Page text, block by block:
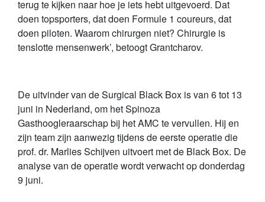
terug te kijken naar hoe je iets hebt uitgevoerd. Dat
doen topsporters, dat doen Formule 1 coureurs, dat
doen piloten. Waarom chirurgen niet? Chirurgie is
tenslotte mensenwerk’, betoogt Grantcharov.
De uitvinder van de Surgical Black Box is van 6 tot 13
juni in Nederland, om het Spinoza
Gasthoogleraarschap bij het AMC te vervullen. Hij en
zijn team zijn aanwezig tijdens de eerste operatie die
prof. dr. Marlies Schijven uitvoert met de Black Box. De
analyse van de operatie wordt verwacht op donderdag
9 juni.